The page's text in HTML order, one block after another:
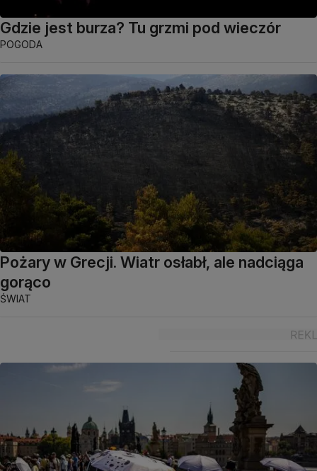
Gdzie jest burza? Tu grzmi pod wieczór
POGODA
Pożary w Grecji. Wiatr osłabł, ale nadciąga
gorąco
ŚWIAT